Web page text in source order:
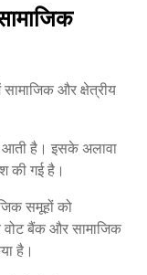
और क्षेत्रीय
आती है। इसके अलावा
की गई है।
समूहों को
वोट बैंक और सामाजिक
है।